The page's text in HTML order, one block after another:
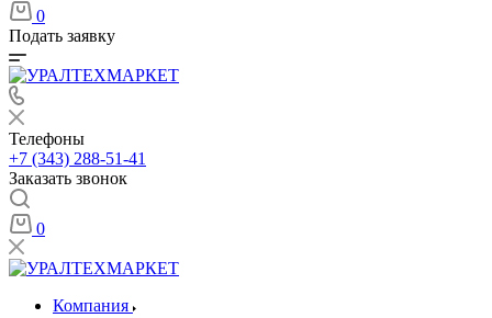
0
Подать заявку
Телефоны
+7 (343) 288-51-41
Заказать звонок
0
Компания